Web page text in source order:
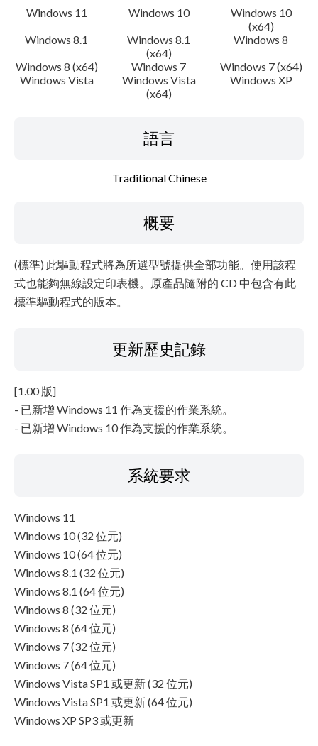
更新歷史記錄
系統要求
注意事項
Windows 11 Windows 10
Windows 10
(x64)
Windows 8.1
Windows 8.1
(x64)
Windows 8
Windows 8 (x64)
Windows 7
Windows 7 (x64)
Windows Vista
Windows Vista
(x64)
Windows XP
語言
Traditional Chinese
概要
(標準) 此驅動程式將為所選型號提供全部功能。使用該程
式也能夠無線設定印表機。原產品隨附的 CD 中包含有此
標準驅動程式的版本。
更新歷史記錄
[1.00 版]
- 已新增 Windows 11 作為支援的作業系統。
- 已新增 Windows 10 作為支援的作業系統。
系統要求
Windows 11
Windows 10 (32 位元)
Windows 10 (64 位元)
Windows 8.1 (32 位元)
Windows 8.1 (64 位元)
Windows 8 (32 位元)
Windows 8 (64 位元)
Windows 7 (32 位元)
Windows 7 (64 位元)
Windows Vista SP1 或更新 (32 位元)
Windows Vista SP1 或更新 (64 位元)
Windows XP SP3 或更新